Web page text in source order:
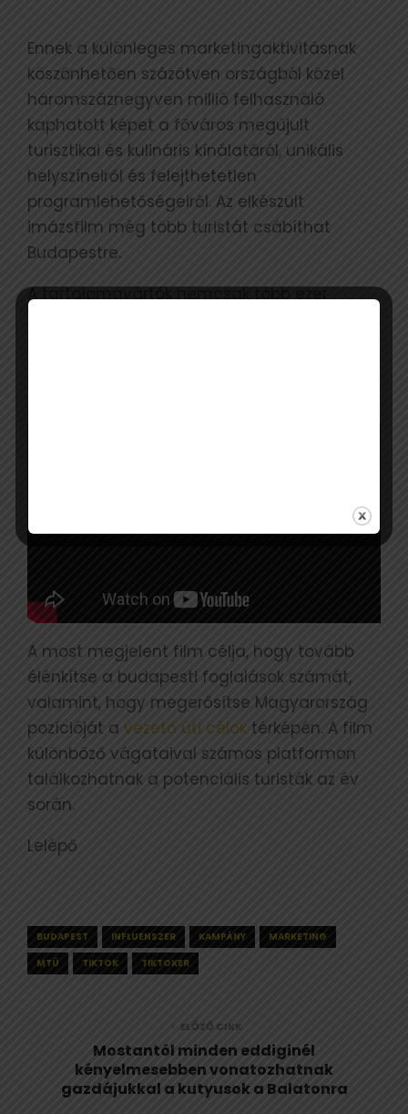
Ennek a különleges marketingaktivitásnak
köszönhetően százötven országból közel
háromszáznegyven millió felhasználó
kaphatott képet a főváros megújult
turisztikai és kulináris kínálatáról, unikális
helyszíneiről és felejthetetlen
programlehetőségeiről. Az elkészült
imázsfilm még több turistát csábíthat
Budapestre.
A tartalomgyártók nemcsak több ezer
A most megjelent film célja, hogy tovább
élénkítse a budapesti foglalások számát,
valamint, hogy megerősítse Magyarország
pozícióját a vezető úti célok térképén. A film
különböző vágataival számos platformon
találkozhatnak a potenciális turisták az év
során.
Lelépő
BUDAPEST INFLUENSZER KAMPÁNY
MARKETING
MTÜ
TIKTOK TIKTOKER
ELŐZŐ CIKK
Mostantól minden eddiginél
kényelmesebben vonatozhatnak
gazdájukkal a kutyusok a Balatonra